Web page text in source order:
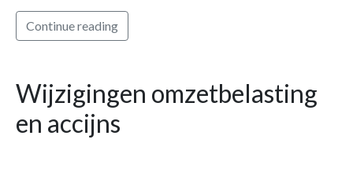
Continue reading
Wijzigingen omzetbelasting
en accijns